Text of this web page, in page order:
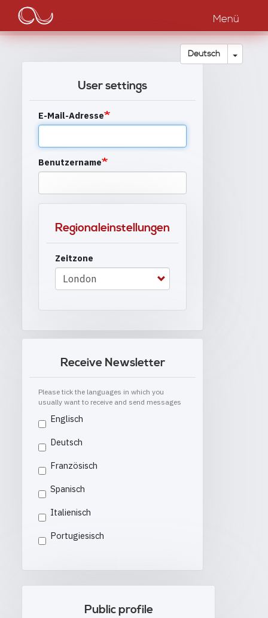
Direkt
Inhalt
Main
navigation
Menü
Deutsch
User settings
E-Mail-Adresse
Benutzername
Regionaleinstellungen
Zeitzone
Receive Newsletter
Please tick the languages in which you
usually want to receive and send messages
Englisch
Deutsch
Französisch
Spanisch
Italienisch
Portugiesisch
Public profile